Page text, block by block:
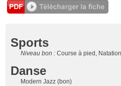
Sports
Niveau bon :Course à pied, Natation
Danse
Modern Jazz (bon)